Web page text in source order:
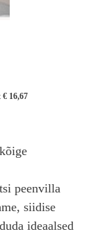
€ 16,67
peenvilla
siidise
ideaalsed